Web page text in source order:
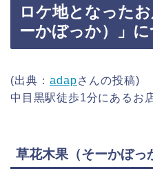
ロケ地となった
ーかぼっか） 」
(出典： adapさんの投稿)
中目黒駅徒歩1分にあるお店
草花木果（そーかぼっ